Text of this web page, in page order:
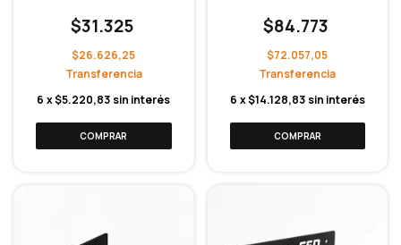
$31.325
$26.626,25
6 x$5.220,83 sin interés
$84.773
$72.057,05
6 x$14.128,83 sin interés